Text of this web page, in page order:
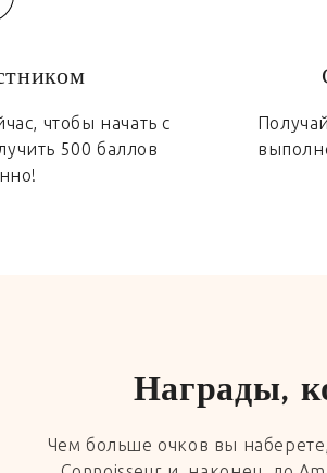
чтобы начать с
500 баллов
Награды,
Чем больше очков вы